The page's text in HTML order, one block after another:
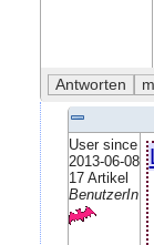
User since
2013-06-08
17 Artikel
BenutzerIn